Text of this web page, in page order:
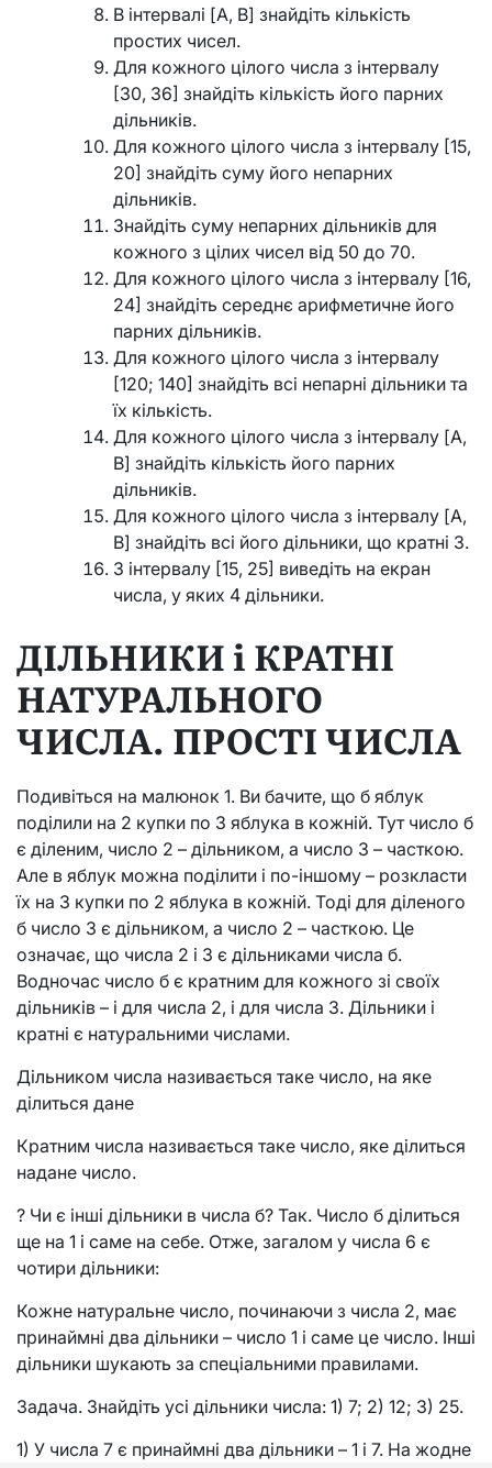
В інтервалі [A, B] знайдіть кількість
простих чисел.
Для кожного цілого числа з інтервалу
[30, 36] знайдіть кількість його парних
дільників.
Для кожного цілого числа з інтервалу [15,
20] знайдіть суму його непарних
дільників.
Знайдіть суму непарних дільників для
кожного з цілих чисел від 50 до 70.
Для кожного цілого числа з інтервалу [16,
24] знайдіть середнє арифметичне його
парних дільників.
Для кожного цілого числа з інтервалу
[120; 140] знайдіть всі непарні дільники та
їх кількість.
Для кожного цілого числа з інтервалу [A,
B] знайдіть кількість його парних
дільників.
Для кожного цілого числа з інтервалу [A,
B] знайдіть всі його дільники, що кратні 3.
З інтервалу [15, 25] виведіть на екран
числа, у яких 4 дільники.
ДІЛЬНИКИ і КРАТНІ
НАТУРАЛЬНОГО
ЧИСЛА. ПРОСТІ ЧИСЛА
Подивіться на малюнок 1. Ви бачите, що б яблук
поділили на 2 купки по З яблука в кожній. Тут число б
є діленим, число 2 – дільником, а число З – часткою.
Але в яблук можна поділити і по-іншому – розкласти
їх на 3 купки по 2 яблука в кожній. Тоді для діленого
б число 3 є дільником, а число 2 – часткою. Це
означає, що числа 2 і 3 є дільниками числа б.
Водночас число б є кратним для кожного зі своїх
дільників – і для числа 2, і для числа 3. Дільники і
кратні є натуральними числами.
Дільником числа називається таке число, на яке
ділиться дане
Кратним числа називається таке число, яке ділиться
надане число.
? Чи є інші дільники в числа б? Так. Число б ділиться
ще на 1 і саме на себе. Отже, загалом у числа 6 є
чотири дільники:
Кожне натуральне число, починаючи з числа 2, має
принаймні два дільники – число 1 і саме це число. Інші
дільники шукають за спеціальними правилами.
Задача. Знайдіть усі дільники числа: 1) 7; 2) 12; 3) 25.
1) У числа 7 є принаймні два дільники – 1 і 7. На жодне